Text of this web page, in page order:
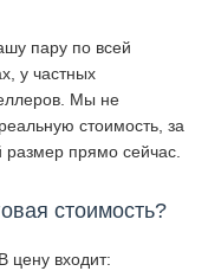
пару по всей
у частных
Мы не
стоимость, за
размер прямо сейчас.
стоимость?
В цену входит: